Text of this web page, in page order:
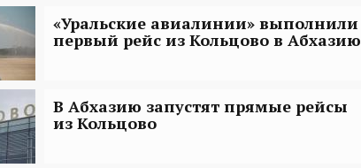
«Уральские авиалинии» выполнили
первый рейс из Кольцово в Абхазию
В Абхазию запустят прямые рейсы
из Кольцово